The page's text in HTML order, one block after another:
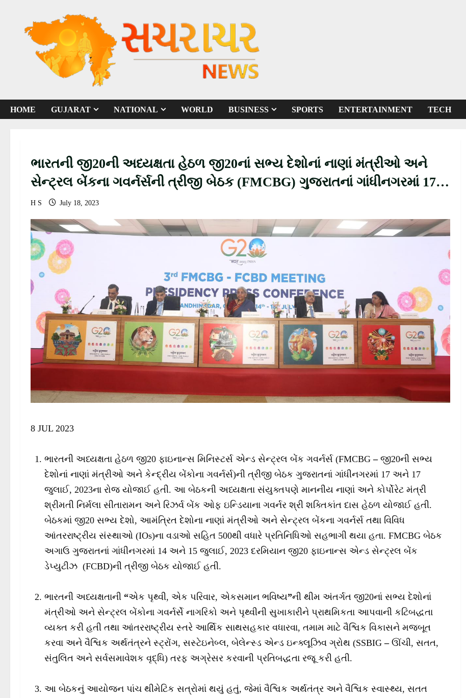
HOME GUJARAT NATIONAL WORLD BUSINESS SPORTS ENTERTAINMENT TECH
ભારતની જી20ની અધ્યક્ષતા હેઠળ જી20નાં સભ્ય દેશોનાં નાણાં મંત્રીઓ અને
સેન્ટ્રલ બેંકના ગવર્નર્સની ત્રીજી બેઠક (FMCBG) ગુજરાતનાં ગાંધીનગરમાં 17-
18 જુલાઈ, 2023નાં રોજ યોજાઈ
H S July 18, 2023
8 JUL 2023
ભારતની અધ્યક્ષતા હેઠળ જી20 ફાઇનાન્સ મિનિસ્ટર્સ એન્ડ સેન્ટ્રલ બેંક ગવર્નર્સ (FMCBG – જી20ની સભ્ય
દેશોનાં નાણાં મંત્રીઓ અને કેન્દ્રીય બેંકોના ગવર્નર્સ)ની ત્રીજી બેઠક ગુજરાતનાં ગાંધીનગરમાં 17 અને 17
જુલાઈ, 2023ના રોજ યોજાઈ હતી. આ બેઠકની અધ્યક્ષતા સંયુક્તપણે માનનીય નાણાં અને કોર્પોરેટ મંત્રી
શ્રીમતી નિર્મલા સીતારામન અને રિઝર્વ બેંક ઓફ ઇન્ડિયાના ગવર્નર શ્રી શક્તિકાંત દાસ હેઠળ યોજાઈ હતી.
બેઠકમાં જી20 સભ્ય દેશો, આમંત્રિત દેશોના નાણાં મંત્રીઓ અને સેન્ટ્રલ બેંકના ગવર્નર્સ તથા વિવિધ
આંતરરાષ્ટ્રીય સંસ્થાઓ (IOs)ના વડાઓ સહિત 500થી વધારે પ્રતિનિધિઓ સહભાગી થયા હતા. FMCBG બેઠક
અગાઉ ગુજરાતનાં ગાંધીનગરમાં 14 અને 15 જુલાઈ, 2023 દરમિયાન જી20 ફાઇનાન્સ એન્ડ સેન્ટ્રલ બેંક
ડેપ્યુટીઝ (FCBD)ની ત્રીજી બેઠક યોજાઈ હતી.
ભારતની અધ્યક્ષતાની “એક પૃથ્વી, એક પરિવાર, એકસમાન ભવિષ્ય”ની થીમ અંતર્ગત જી20નાં સભ્ય દેશોનાં
મંત્રીઓ અને સેન્ટ્રલ બેંકોના ગવર્નર્સે નાગરિકો અને પૃથ્વીની સુખાકારીને પ્રાથમિકતા આપવાની કટિબદ્ધતા
વ્યક્ત કરી હતી તથા આંતરરાષ્ટ્રીય સ્તરે આર્થિક સાથસહકાર વધારવા, તમામ માટે વૈશ્વિક વિકાસને મજબૂત
કરવા અને વૈશ્વિક અર્થતંત્રને સ્ટ્રોંગ, સસ્ટેઇનેબ્લ, બેલેન્સ્ડ એન્ડ ઇન્ક્લૂઝિવ ગ્રોથ (SSBIG – ઊંચી, સતત,
સંતુલિત અને સર્વસમાવેશક વૃદ્ધિ) તરફ અગ્રેસર કરવાની પ્રતિબદ્ધતા રજૂ કરી હતી.
આ બેઠકનું આયોજન પાંચ થીમેટિક સત્રોમાં થયું હતું, જેમાં વૈશ્વિક અર્થતંત્ર અને વૈશ્વિક સ્વાસ્થ્ય, સતત